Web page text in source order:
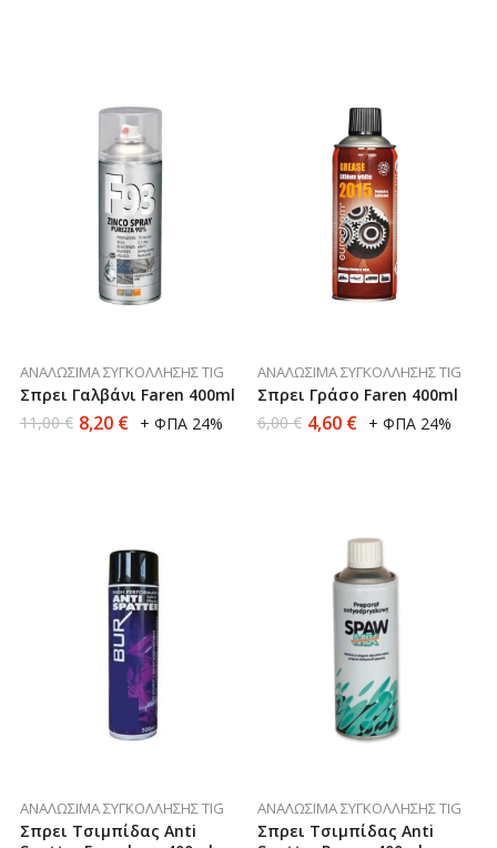
ΑΝΑΛΏΣΙΜΑ ΣΥΓΚΌΛΛΗΣΗΣ TIG
Σπρει Γαλβάνι Faren 400ml
11,00€ 8,20 € + ΦΠΑ 24%
ΑΝΑΛΏΣΙΜΑ ΣΥΓΚΌΛΛΗΣΗΣ TIG
Σπρει Γράσο Faren 400ml
6,00€ 4,60 € + ΦΠΑ 24%
ΑΝΑΛΏΣΙΜΑ ΣΥΓΚΌΛΛΗΣΗΣ TIG
Σπρει Τσιμπίδας Anti
ΑΝΑΛΏΣΙΜΑ ΣΥΓΚΌΛΛΗΣΗΣ TIG
Σπρει Τσιμπίδας Anti